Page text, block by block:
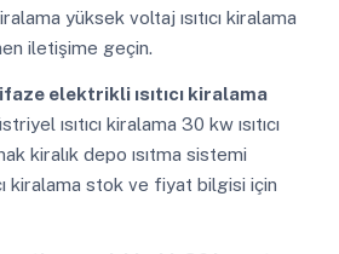
yüksek voltaj ısıtıcı kiralama
iletişime geçin.
elektrikli ısıtıcı kiralama
ısıtıcı kiralama 30 kw ısıtıcı
kiralık depo ısıtma sistemi
kiralama stok ve fiyat bilgisi için